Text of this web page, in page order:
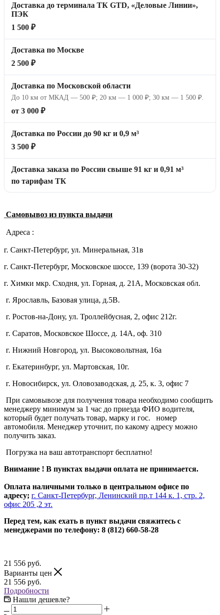
Доставка до терминала ТК GTD, «Деловые Линии»,
ПЭК
1 500 ₽
Доставка по Москве
2 500 ₽
Доставка по Московской области
До 10 км от МКАД — 500 ₽; 20 км — 1 000 ₽; 30 км — 1 500 ₽.
от 3 000 ₽
Доставка по России до 90 кг и 0,9 м³
3 500 ₽
Доставка заказа по России свыше 91 кг и 0,91 м³
по тарифам ТК
Самовывоз из пункта выдачи
Адреса :
г. Санкт-Петербург, ул. Минеральная, 31в
г. Санкт-Петербург, Московское шоссе, 139 (ворота 30-32)
г. Химки мкр. Сходня, ул. Горная, д. 21А, Московская обл.
г. Ярославль, Базовая улица, д.5В.
г. Ростов-на-Дону, ул. Троллейбусная, 2, офис 212г.
г. Саратов, Московское Шоссе, д. 14А, оф. 310
г. Нижний Новгород, ул. Высоковольтная, 16а
г. Екатеринбург, ул. Мартовская, 10г.
г. Новосибирск, ул. Оловозаводская, д. 25, к. 3, офис 7
При самовывозе для получения товара необходимо сообщить
менеджеру минимум за 1 час до приезда ФИО водителя,
который будет получать товар, марку и гос. номер
автомобиля. Менеджер уточнит, по какому адресу можно
получить заказ.
Погрузка на ваш автотранспорт бесплатно!
Внимание ! В пунктах выдачи оплата не принимается.
Оплата наличными только в центральном офисе по
адресу; г. Санкт-Петербург, Ленинский пр.т 144 к. 1, стр. 2,
офис 205 ,2 эт.
Перед тем, как ехать в пункт выдачи свяжитесь с
менеджерами по телефону: 8 (812) 660-58-28
21 556 руб.
Варианты цен
21 556 руб.
Подробности
Нашли дешевле?